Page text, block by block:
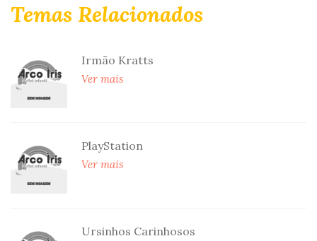
Temas Relacionados
Irmão Kratts
Ver mais
PlayStation
Ver mais
Ursinhos Carinhosos